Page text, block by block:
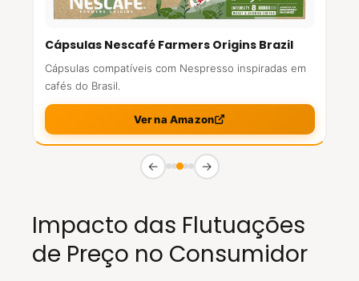
Cápsulas Nescafé Farmers Origins Brazil
Cápsulas compatíveis com Nespresso inspiradas em
cafés do Brasil.
Ver na Amazon
← →
Impacto das Flutuações
de Preço no Consumidor